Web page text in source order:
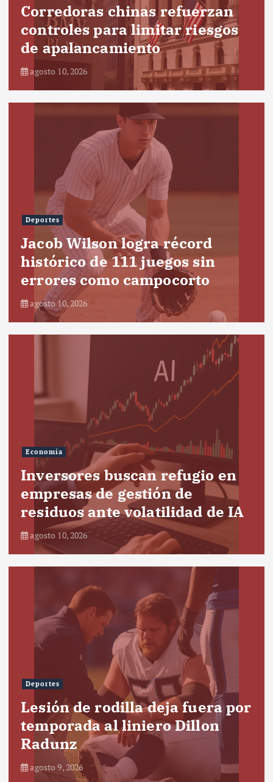
Corredoras chinas refuerzan
controles para limitar riesgos
de apalancamiento
agosto 10, 2026
Deportes
Jacob Wilson logra récord
histórico de 111 juegos sin
errores como campocorto
agosto 10, 2026
Economía
Inversores buscan refugio en
empresas de gestión de
residuos ante volatilidad de IA
agosto 10, 2026
Deportes
Lesión de rodilla deja fuera por
temporada al liniero Dillon
Radunz
agosto 9, 2026